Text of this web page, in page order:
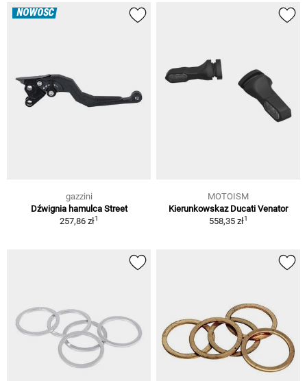
NOWOŚĆ
gazzini
Dźwignia hamulca Street
257,86 zł1
MOTOISM
Kierunkowskaz Ducati Venator
558,35 zł1